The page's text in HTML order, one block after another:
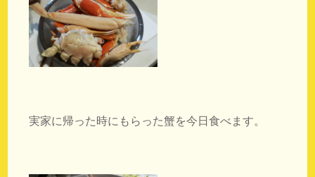
実家に帰った時にもらった蟹を今日食べます。